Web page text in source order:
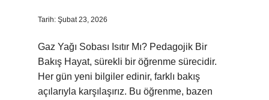
Tarih: Şubat 23, 2026
Gaz Yağı Sobası Isıtır Mı? Pedagojik Bir
Bakış Hayat, sürekli bir öğrenme sürecidir.
Her gün yeni bilgiler edinir, farklı bakış
açılarıyla karşılaşırız. Bu öğrenme, bazen